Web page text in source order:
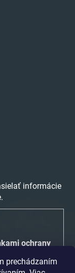
prechádzaním
informácie
ochrany